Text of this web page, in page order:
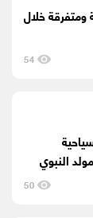
ومتفرقة خلال
54
النبوي
50